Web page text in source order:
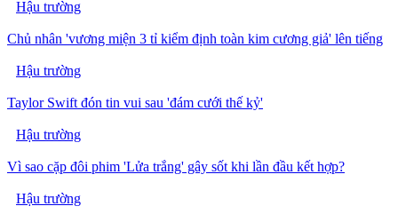
Hậu trường
Chủ nhân 'vương miện 3 tỉ kiểm định toàn kim cương giả' lên tiếng
Hậu trường
Taylor Swift đón tin vui sau 'đám cưới thế kỷ'
Hậu trường
Vì sao cặp đôi phim 'Lửa trắng' gây sốt khi lần đầu kết hợp?
Hậu trường